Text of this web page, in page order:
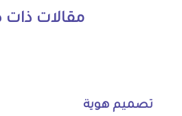
مقالات
تصميم هوية